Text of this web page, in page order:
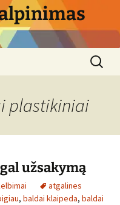
Search
for:
plastikiniai
užsakymą
atgalines
, baldai klaipeda, baldai